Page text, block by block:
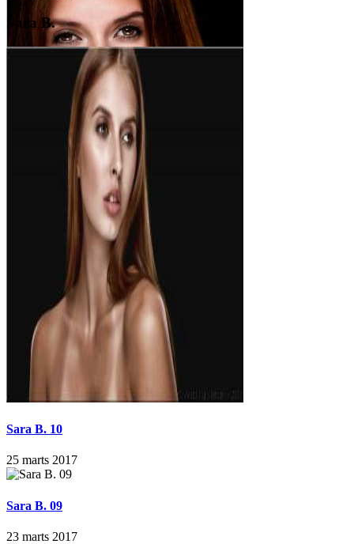
Sara B.
Sara B. 10
25 marts 2017
Sara B. 09
23 marts 2017